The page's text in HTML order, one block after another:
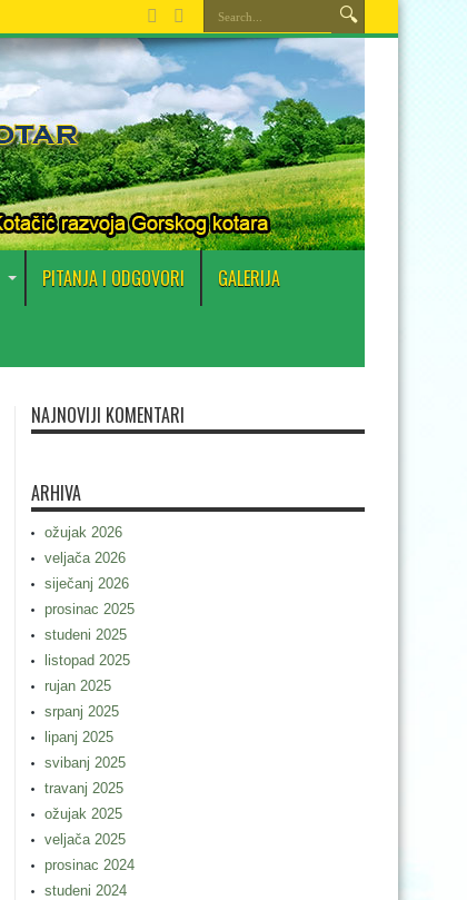
PITANJA I ODGOVORI GALERIJA
NAJNOVIJI KOMENTARI
ARHIVA
ožujak 2026
veljača 2026
siječanj 2026
prosinac 2025
studeni 2025
listopad 2025
rujan 2025
srpanj 2025
lipanj 2025
svibanj 2025
travanj 2025
ožujak 2025
veljača 2025
prosinac 2024
studeni 2024